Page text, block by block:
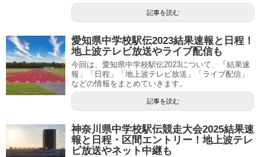
記事を読む
愛知県中学校駅伝2023結果速報と日程！
地上波テレビ放送やライブ配信も
今回は、愛知県中学校駅伝2023について、「結果速
報」「日程」「地上波テレビ放送」「ライブ配信」
などの情報をまとめていきます。
記事を読む
神奈川県中学校駅伝競走大会2025結果速
報と日程・区間エントリー！地上波テレ
ビ放送やネット中継も